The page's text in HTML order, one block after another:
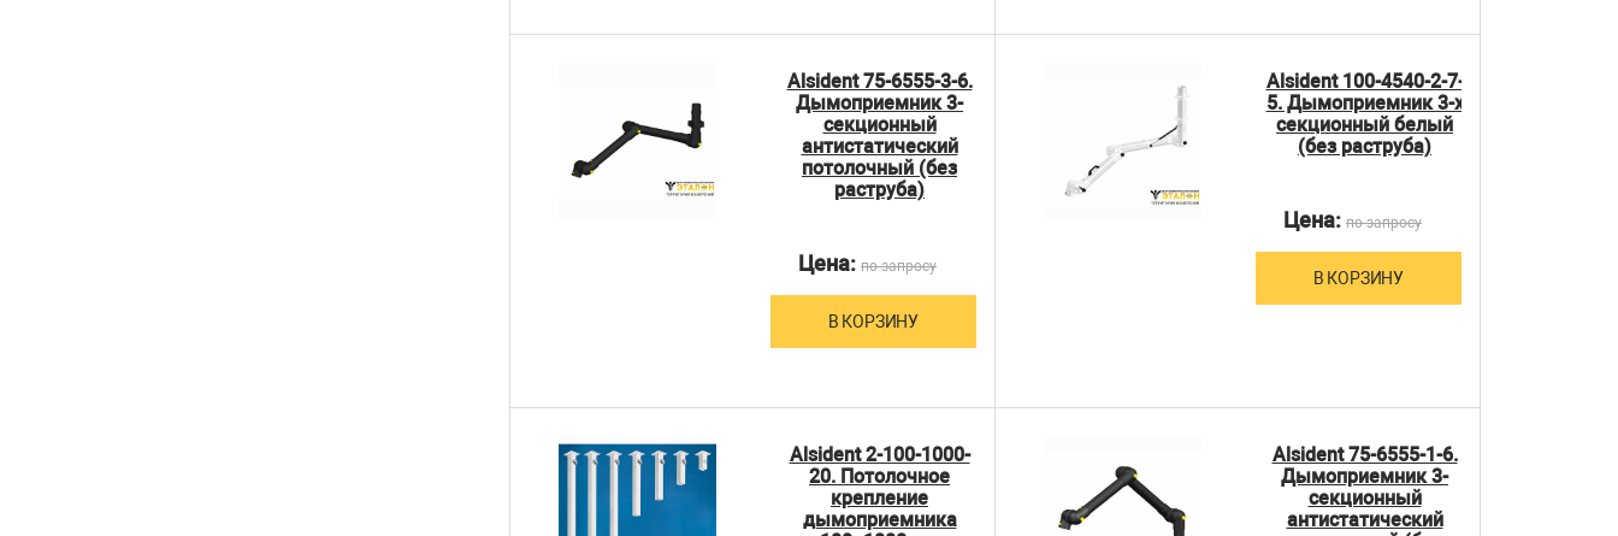
Alsident 75-6555-3-6.
Дымоприемник 3-
секционный
антистатический
потолочный (без
раструба)
Цена: по запросу
В КОРЗИНУ
Alsident 100-4540-2-7-
5. Дымоприемник 3-х
секционный белый
(без раструба)
Цена: по запросу
В КОРЗИНУ
Alsident 2-100-1000-
20. Потолочное
крепление
дымоприемника
Alsident 75-6555-1-6.
Дымоприемник 3-
секционный
антистатический